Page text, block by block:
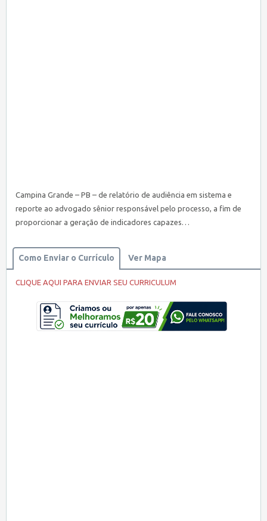
Campina Grande – PB – de relatório de audiência em sistema e
reporte ao advogado sênior responsável pelo processo, a fim de
proporcionar a geração de indicadores capazes…
Como Enviar o Currículo Ver Mapa
CLIQUE AQUI PARA ENVIAR SEU CURRICULUM